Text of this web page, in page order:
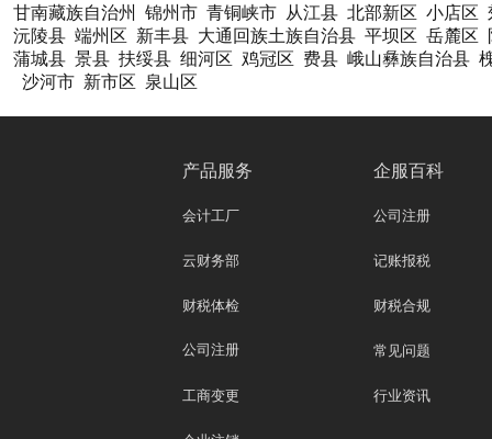
甘南藏族自治州
锦州市 青铜峡市 从江县 北部新区 小店区
沅陵县 端州区 新丰县 大通回族土族自治县 平坝区 岳麓区
蒲城县 景县 扶绥县 细河区 鸡冠区 费县 峨山彝族自治县
沙河市 新市区 泉山区
产品服务
会计工厂
云财务部
财税体检
公司注册
工商变更
企服百科
公司注册
记账报税
财税合规
常见问题
行业资讯